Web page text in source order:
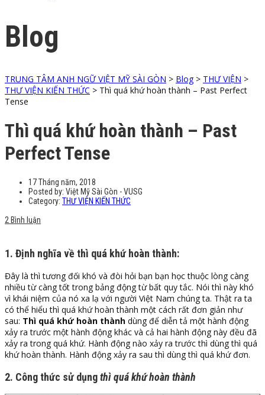
Blog
TRUNG TÂM ANH NGỮ VIỆT MỸ SÀI GÒN > Blog> THƯ VIỆN >
THƯ VIỆN KIẾN THỨC > Thì quá khứ hoàn thành – Past Perfect
Tense
Thì quá khứ hoàn thành – Past
Perfect Tense
17 Tháng năm, 2018
Posted by: Việt Mỹ Sài Gòn - VUSG
Category: THƯ VIỆN KIẾN THỨC
2 Bình luận
1. Định nghĩa về thì quá khứ hoàn thành:
Đây là thì tương đối khó và đòi hỏi bạn bạn học thuộc lòng càng
nhiều từ càng tốt trong bảng động từ bất quy tắc. Nói thì này khó
vì khái niệm của nó xa lạ với người Việt Nam chúng ta. Thật ra ta
có thể hiểu thì quá khứ hoàn thành một cách rất đơn giản như
sau: Thì quá khứ hoàn thành dùng để diễn tả một hành động
xảy ra trước một hành động khác và cả hai hành động này đều đã
xảy ra trong quá khứ. Hành động nào xảy ra trước thì dùng thì quá
khứ hoàn thành. Hành động xảy ra sau thì dùng thì quá khứ đơn.
2. Công thức sử dụngthì quá khứ hoàn thành